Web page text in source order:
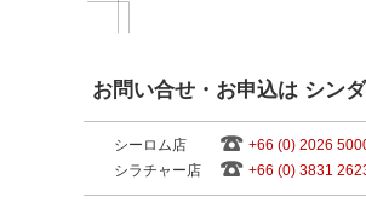
お問い合せ・お申込は シン
シーロム店
+66 (0) 2026
シラチャー店
+66 (0) 3831